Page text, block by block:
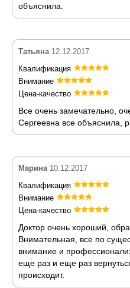
объяснила.
Татьяна 12.12.2017
Квалификация
Внимание
Цена-качество
Все очень замечательно,
Сергеевна все объяснила,
Марина 10.12.2017
Квалификация
Внимание
Цена-качество
Доктор очень хороший,
Внимательная, все по
внимание и
еще раз и еще раз
происходит.